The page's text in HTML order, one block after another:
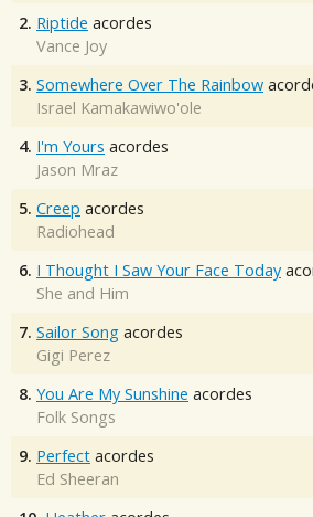
2. Riptide acordes
Vance Joy
3. Somewhere Over The Rainbow
Israel Kamakawiwo'ole
4. I'm Yours acordes
Jason Mraz
5. Creep acordes
Radiohead
6. I Thought I Saw Your Face Today
She and Him
7. Sailor Song acordes
Gigi Perez
8. You Are My Sunshine acordes
Folk Songs
9. Perfect acordes
Ed Sheeran